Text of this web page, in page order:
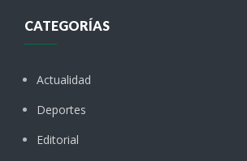
CATEGORÍAS
Actualidad
Deportes
Editorial